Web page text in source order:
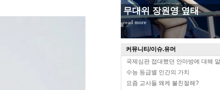
무대위 장원영 옆태
read more
커뮤니티/이슈.유머
국제심판 접대했던 안마방에 대해
수능 등급별 인간의 가치
요즘 교사들 왜케 불친절해?